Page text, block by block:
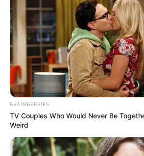
Magnetic Floating Bed: All That
BRAINBERRIES
BRAINBERRIES
TV Couples Who Would Never Be
Weird